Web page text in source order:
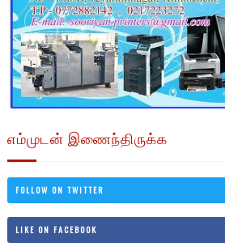
எம்முடன் இணைந்திருக்க
FOLLOW ON TWITTER
LIKE ON FACEBOOK